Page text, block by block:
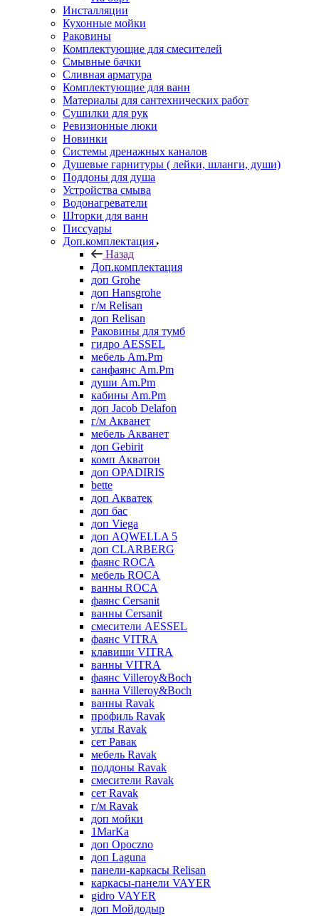
Инсталляции
Кухонные мойки
Раковины
Комплектующие для смесителей
Смывные бачки
Сливная арматура
Комплектующие для ванн
Материалы для сантехнических работ
Сушилки для рук
Ревизионные люки
Новинки
Системы дренажных каналов
Душевые гарнитуры ( лейки, шланги, души)
Поддоны для душа
Устройства смыва
Водонагреватели
Шторки для ванн
Писсуары
Доп.комплектация
Назад
Доп.комплектация
доп Grohe
доп Hansgrohe
г/м Relisan
доп Relisan
Раковины для тумб
гидро AESSEL
мебель Am.Pm
санфаянс Am.Pm
души Am.Pm
кабины Am.Pm
доп Jacob Delafon
г/м Акванет
мебель Акванет
доп Gebirit
комп Акватон
доп OPADIRIS
bette
доп Акватек
доп бас
доп Viega
доп AQWELLA 5
доп CLARBERG
фаянс ROCA
мебель ROCA
ванны ROCA
фаянс Cersanit
ванны Cersanit
смесители AESSEL
фаянс VITRA
клавиши VITRA
ванны VITRA
фаянс Villeroy&Boch
ванна Villeroy&Boch
ванны Ravak
профиль Ravak
углы Ravak
сет Равак
мебель Ravak
поддоны Ravak
смесители Ravak
сет Ravak
г/м Ravak
доп мойки
1MarKa
доп Opoczno
доп Laguna
панели-каркасы Relisan
каркасы-панели VAYER
gidro VAYER
доп Мойдодыр